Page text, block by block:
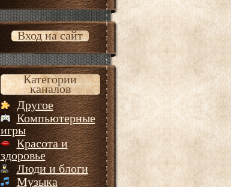
Вход на сайт
Категории
каналов
Другое
Компьютерные
игры
Красота и
здоровье
Люди и блоги
Музыка